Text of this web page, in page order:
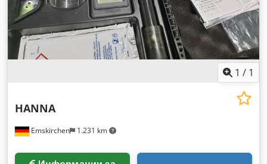
1 / 1
Emskirchen 1.231 km
HANNA